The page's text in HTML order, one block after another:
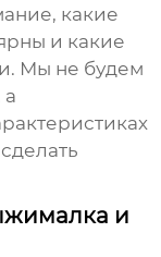
какие
и какие
Мы не будем
а
и